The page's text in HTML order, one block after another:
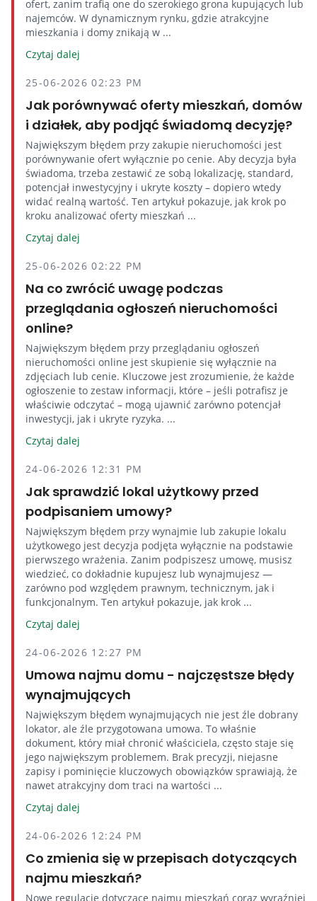
ofert, zanim trafią one do szerokiego grona kupujących lub
najemców. W dynamicznym rynku, gdzie atrakcyjne
mieszkania i domy znikają w ...
Czytaj dalej
25-06-2026 02:23 PM
Jak porównywać oferty mieszkań, domów
i działek, aby podjąć świadomą decyzję?
Największym błędem przy zakupie nieruchomości jest
porównywanie ofert wyłącznie po cenie. Aby decyzja była
świadoma, trzeba zestawić ze sobą lokalizację, standard,
potencjał inwestycyjny i ukryte koszty – dopiero wtedy
widać realną wartość. Ten artykuł pokazuje, jak krok po
kroku analizować oferty mieszkań ...
Czytaj dalej
25-06-2026 02:22 PM
Na co zwrócić uwagę podczas
przeglądania ogłoszeń nieruchomości
online?
Największym błędem przy przeglądaniu ogłoszeń
nieruchomości online jest skupienie się wyłącznie na
zdjęciach lub cenie. Kluczowe jest zrozumienie, że każde
ogłoszenie to zestaw informacji, które – jeśli potrafisz je
właściwie odczytać – mogą ujawnić zarówno potencjał
inwestycji, jak i ukryte ryzyka. ...
Czytaj dalej
24-06-2026 12:31 PM
Jak sprawdzić lokal użytkowy przed
podpisaniem umowy?
Największym błędem przy wynajmie lub zakupie lokalu
użytkowego jest decyzja podjęta wyłącznie na podstawie
pierwszego wrażenia. Zanim podpiszesz umowę, musisz
wiedzieć, co dokładnie kupujesz lub wynajmujesz —
zarówno pod względem prawnym, technicznym, jak i
funkcjonalnym. Ten artykuł pokazuje, jak krok ...
Czytaj dalej
24-06-2026 12:27 PM
Umowa najmu domu - najczęstsze błędy
wynajmujących
Największym błędem wynajmujących nie jest źle dobrany
lokator, ale źle przygotowana umowa. To właśnie
dokument, który miał chronić właściciela, często staje się
jego największym problemem. Brak precyzji, niejasne
zapisy i pominięcie kluczowych obowiązków sprawiają, że
nawet atrakcyjny dom traci na wartości ...
Czytaj dalej
24-06-2026 12:24 PM
Co zmienia się w przepisach dotyczących
najmu mieszkań?
Nowe regulacje dotyczące najmu mieszkań coraz wyraźniej